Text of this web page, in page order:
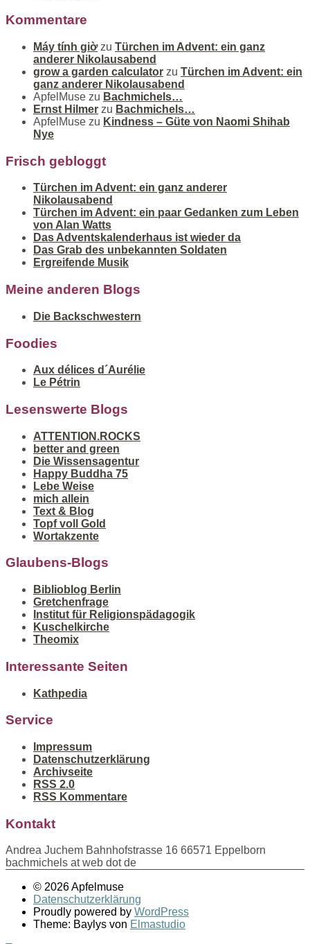
Kommentare
Máy tính giờzu Türchen im Advent: ein ganz
anderer Nikolausabend
grow a garden calculator zu Türchen im Advent: ein
ganz anderer Nikolausabend
ApfelMuse zu Bachmichels…
Ernst Hilmer zu Bachmichels…
ApfelMuse zu Kindness – Güte von Naomi Shihab
Nye
Frisch gebloggt
Türchen im Advent: ein ganz anderer
Nikolausabend
Türchen im Advent: ein paar Gedanken zum Leben
von Alan Watts
Das Adventskalenderhaus ist wieder da
Das Grab des unbekannten Soldaten
Ergreifende Musik
Meine anderen Blogs
Die Backschwestern
Foodies
Aux délices d´Aurélie
Le Pétrin
Lesenswerte Blogs
ATTENTION.ROCKS
better and green
Die Wissensagentur
Happy Buddha 75
Lebe Weise
mich allein
Text & Blog
Topf voll Gold
Wortakzente
Glaubens-Blogs
Biblioblog Berlin
Gretchenfrage
Institut für Religionspädagogik
Kuschelkirche
Theomix
Interessante Seiten
Kathpedia
Service
Impressum
Datenschutzerklärung
Archivseite
RSS 2.0
RSS Kommentare
Kontakt
Andrea Juchem Bahnhofstrasse 16 66571 Eppelborn
bachmichels at web dot de
© 2026 Apfelmuse
Datenschutzerklärung
Proudly powered by WordPress
Theme: Baylys von Elmastudio